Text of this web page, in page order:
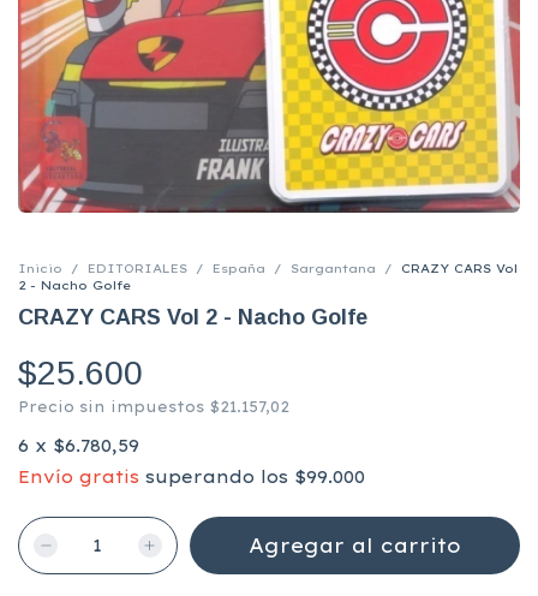
Inicio / EDITORIALES / España / Sargantana /
CRAZY CARS Vol
2 - Nacho Golfe
CRAZY CARS Vol 2 - Nacho Golfe
$25.600
Precio sin impuestos $21.157,02
6 x $6.780,59
Envío gratis superando los $99.000